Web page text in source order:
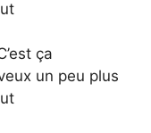
ça
un peu plus